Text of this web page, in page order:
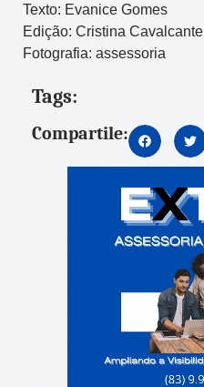
Texto: Evanice Gomes
Edição: Cristina Cavalcante
Fotografia: assessoria
Tags:
Compartile: